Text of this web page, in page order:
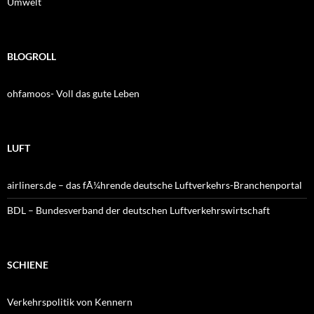
BLOGROLL
ohfamoos- Voll das gute Leben
LUFT
airliners.de – das fÃ¼hrende deutsche Luftverkehrs-Branchenportal
BDL – Bundesverband der deutschen Luftverkehrswirtschaft
SCHIENE
Verkehrspolitik von Kennern